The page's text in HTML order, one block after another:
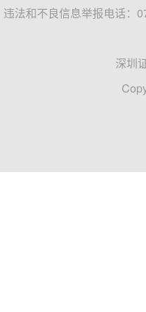
违法和不良信息举报电话：
深圳